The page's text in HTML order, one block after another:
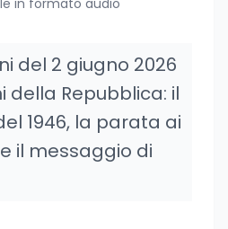
in formato audio
del 2 giugno 2026
della Repubblica: il
1946, la parata ai
il messaggio di